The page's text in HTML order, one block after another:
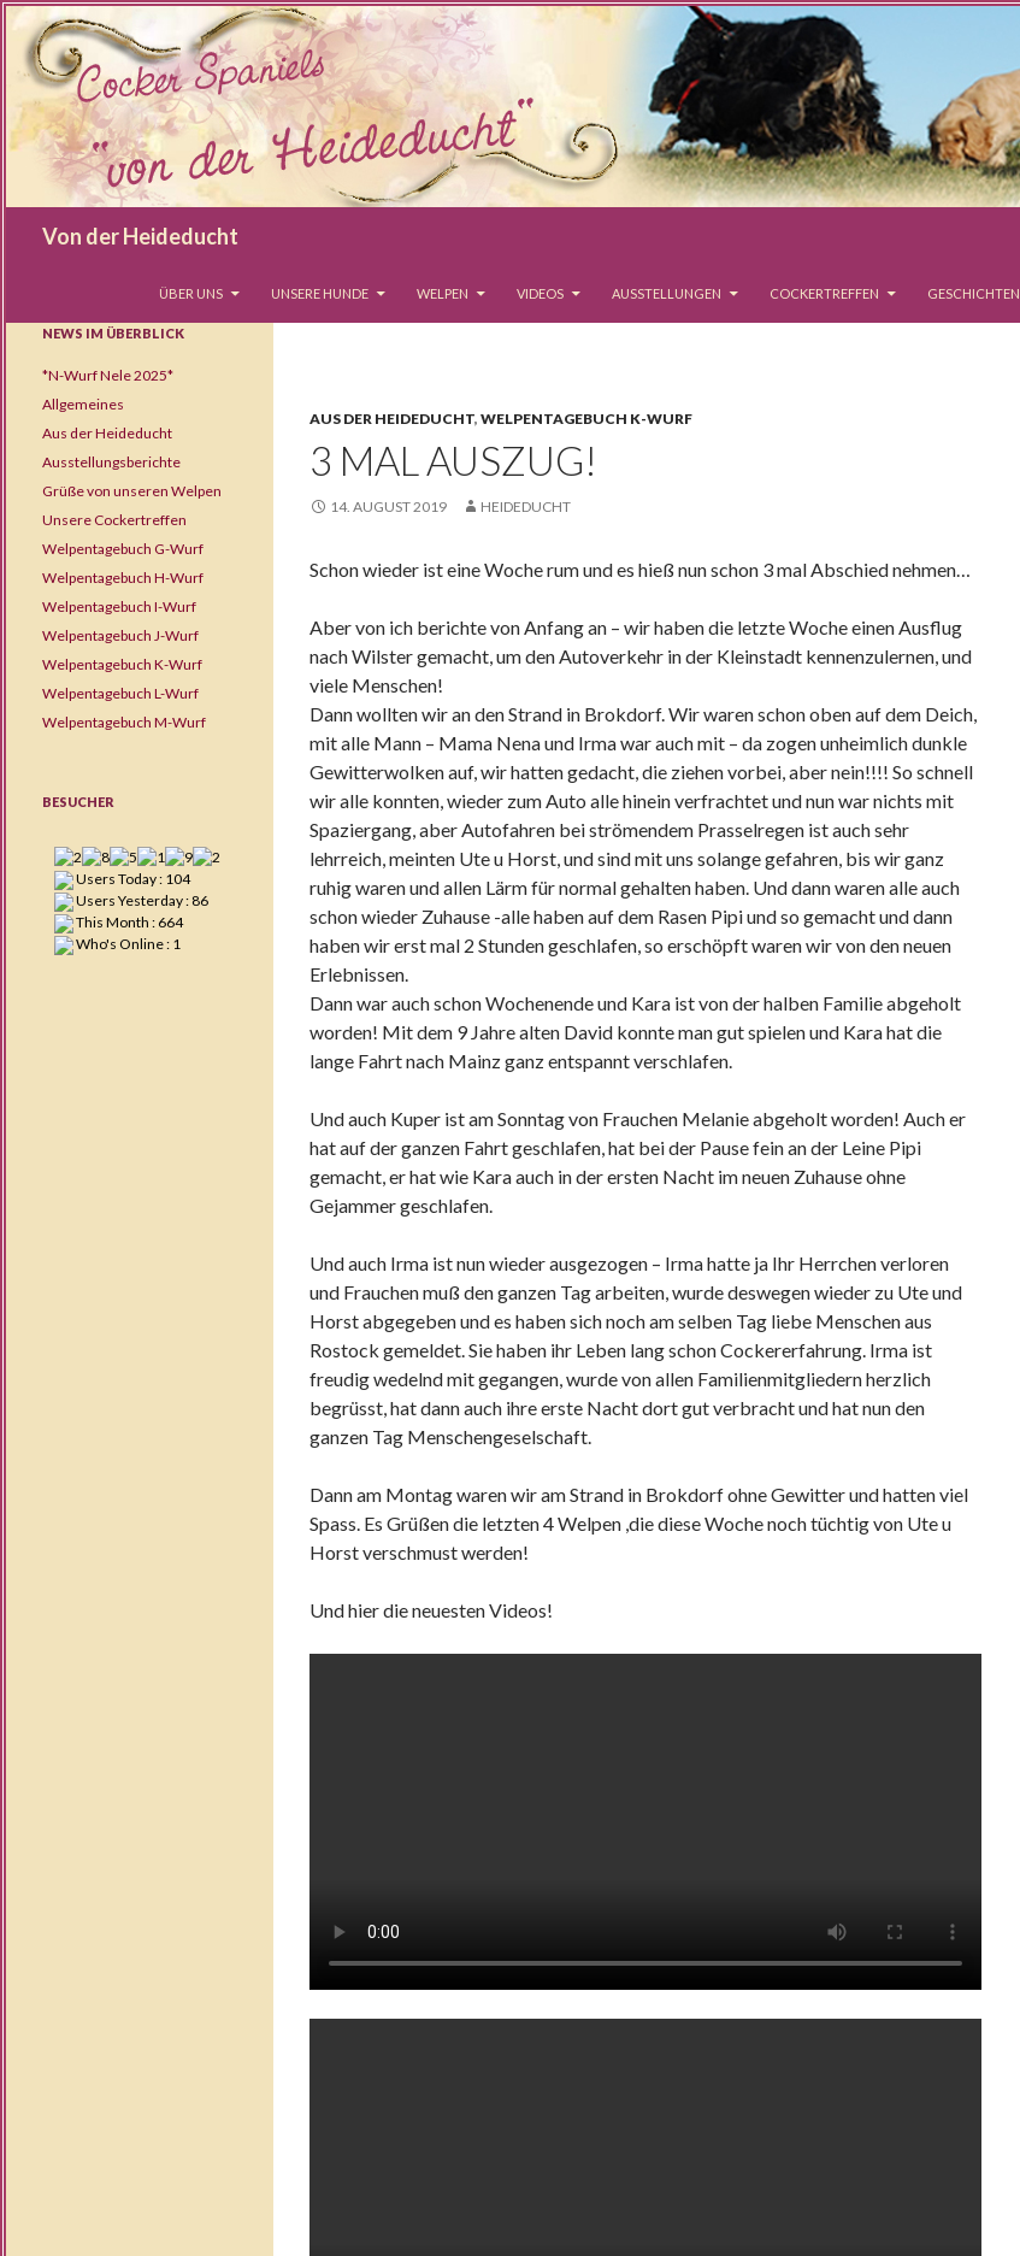
Von der Heideducht
ÜBER UNS
UNSERE HUNDE WELPEN VIDEOS AUSSTELLUNGEN COCKERTREFFEN GESCHICHTEN
AUS DER HEIDEDUCHT, WELPENTAGEBUCH K-WURF
3 MAL AUSZUG!
14. AUGUST 2019 HEIDEDUCHT
Schon wieder ist eine Woche rum und es hieß nun schon 3 mal Abschied nehmen…
Aber von ich berichte von Anfang an – wir haben die letzte Woche einen Ausflug
nach Wilster gemacht, um den Autoverkehr in der Kleinstadt kennenzulernen, und
viele Menschen!
Dann wollten wir an den Strand in Brokdorf. Wir waren schon oben auf dem Deich,
mit alle Mann – Mama Nena und Irma war auch mit – da zogen unheimlich dunkle
Gewitterwolken auf, wir hatten gedacht, die ziehen vorbei, aber nein!!!! So schnell
wir alle konnten, wieder zum Auto alle hinein verfrachtet und nun war nichts mit
Spaziergang, aber Autofahren bei strömendem Prasselregen ist auch sehr
lehrreich, meinten Ute u Horst, und sind mit uns solange gefahren, bis wir ganz
ruhig waren und allen Lärm für normal gehalten haben. Und dann waren alle auch
schon wieder Zuhause -alle haben auf dem Rasen Pipi und so gemacht und dann
haben wir erst mal 2 Stunden geschlafen, so erschöpft waren wir von den neuen
Erlebnissen.
Dann war auch schon Wochenende und Kara ist von der halben Familie abgeholt
worden! Mit dem 9 Jahre alten David konnte man gut spielen und Kara hat die
lange Fahrt nach Mainz ganz entspannt verschlafen.
Und auch Kuper ist am Sonntag von Frauchen Melanie abgeholt worden! Auch er
hat auf der ganzen Fahrt geschlafen, hat bei der Pause fein an der Leine Pipi
gemacht, er hat wie Kara auch in der ersten Nacht im neuen Zuhause ohne
Gejammer geschlafen.
Und auch Irma ist nun wieder ausgezogen – Irma hatte ja Ihr Herrchen verloren
und Frauchen muß den ganzen Tag arbeiten, wurde deswegen wieder zu Ute und
Horst abgegeben und es haben sich noch am selben Tag liebe Menschen aus
Rostock gemeldet. Sie haben ihr Leben lang schon Cockererfahrung. Irma ist
freudig wedelnd mit gegangen, wurde von allen Familienmitgliedern herzlich
begrüsst, hat dann auch ihre erste Nacht dort gut verbracht und hat nun den
ganzen Tag Menschengeselschaft.
Dann am Montag waren wir am Strand in Brokdorf ohne Gewitter und hatten viel
Spass. Es Grüßen die letzten 4 Welpen ,die diese Woche noch tüchtig von Ute u
Horst verschmust werden!
Und hier die neuesten Videos!
NEWS IM ÜBERBLICK
*N-Wurf Nele 2025*
Allgemeines
Aus der Heideducht
Ausstellungsberichte
Grüße von unseren Welpen
Unsere Cockertreffen
Welpentagebuch G-Wurf
Welpentagebuch H-Wurf
Welpentagebuch I-Wurf
Welpentagebuch J-Wurf
Welpentagebuch K-Wurf
Welpentagebuch L-Wurf
Welpentagebuch M-Wurf
BESUCHER
Users Today : 104
Users Yesterday : 86
This Month : 664
Who's Online : 1